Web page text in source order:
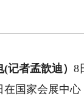
者孟歆迪）8
在国家会展中